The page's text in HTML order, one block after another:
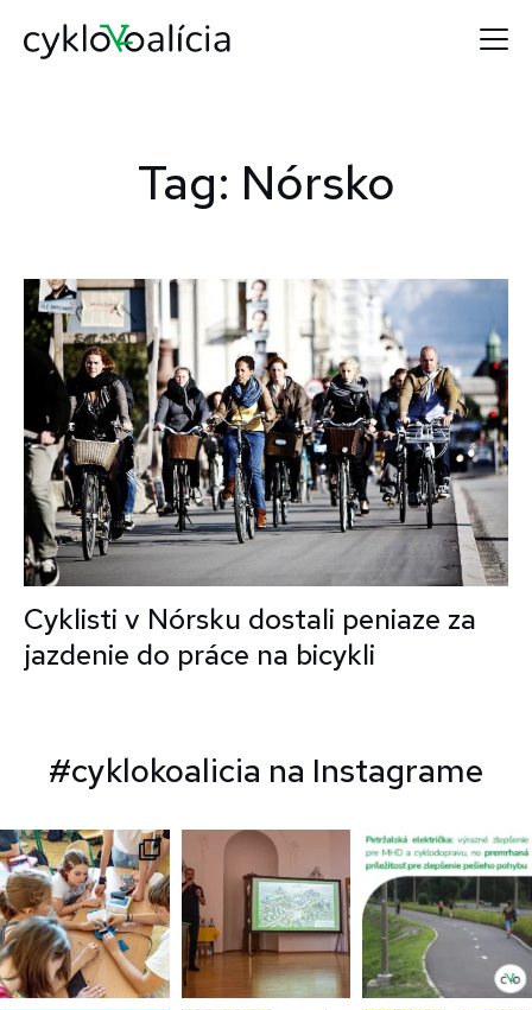
Tag: Nórsko
Cyklisti v Nórsku dostali peniaze za
jazdenie do práce na bicykli
#cyklokoalicia na Instagrame